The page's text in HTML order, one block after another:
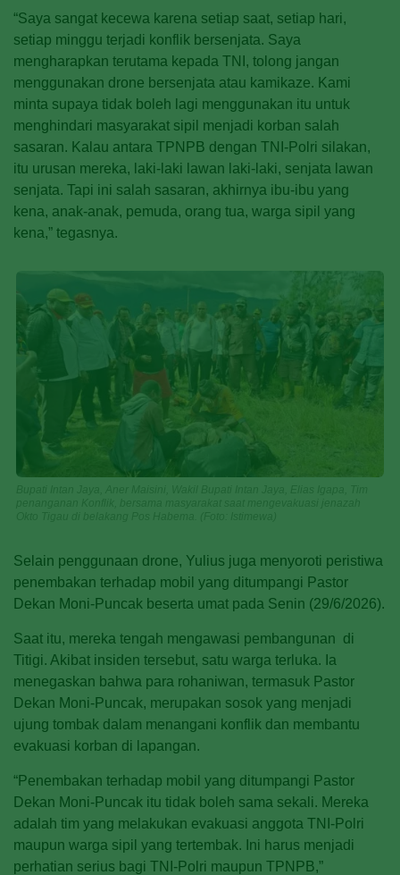
“Saya sangat kecewa karena setiap saat, setiap hari,
setiap minggu terjadi konflik bersenjata. Saya
mengharapkan terutama kepada TNI, tolong jangan
menggunakan drone bersenjata atau kamikaze. Kami
minta supaya tidak boleh lagi menggunakan itu untuk
menghindari masyarakat sipil menjadi korban salah
sasaran. Kalau antara TPNPB dengan TNI-Polri silakan,
itu urusan mereka, laki-laki lawan laki-laki, senjata lawan
senjata. Tapi ini salah sasaran, akhirnya ibu-ibu yang
kena, anak-anak, pemuda, orang tua, warga sipil yang
kena,” tegasnya.
Selain penggunaan drone, Yulius juga menyoroti peristiwa
penembakan terhadap mobil yang ditumpangi Pastor
Dekan Moni-Puncak beserta umat pada Senin (29/6/2026).
Saat itu, mereka tengah mengawasi pembangunan di
Titigi. Akibat insiden tersebut, satu warga terluka. Ia
menegaskan bahwa para rohaniwan, termasuk Pastor
Dekan Moni-Puncak, merupakan sosok yang menjadi
ujung tombak dalam menangani konflik dan membantu
evakuasi korban di lapangan.
“Penembakan terhadap mobil yang ditumpangi Pastor
Dekan Moni-Puncak itu tidak boleh sama sekali. Mereka
adalah tim yang melakukan evakuasi anggota TNI-Polri
maupun warga sipil yang tertembak. Ini harus menjadi
perhatian serius bagi TNI-Polri maupun TPNPB,”